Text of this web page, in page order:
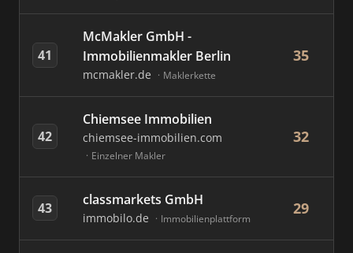
41
McMakler GmbH -
Immobilienmakler Berlin
mcmakler.de Maklerkette
35
42
Chiemsee Immobilien
chiemsee-immobilien.com
Einzelner Makler
32
43 classmarkets GmbH
immobilo.de Immobilienplattform
29